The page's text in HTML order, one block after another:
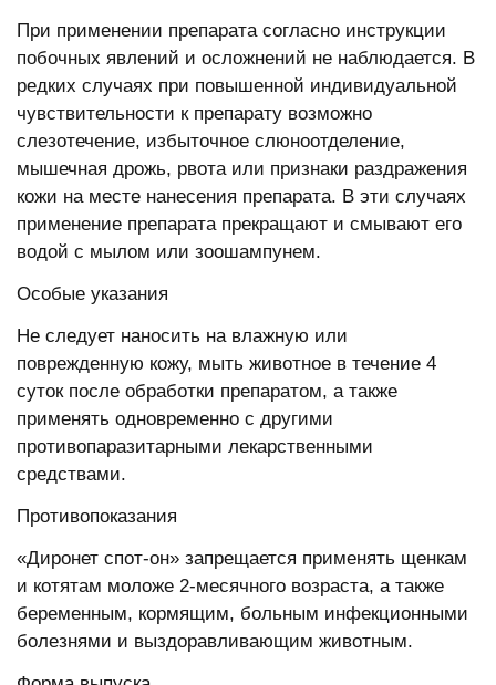
При применении препарата согласно инструкции
побочных явлений и осложнений не наблюдается. В
редких случаях при повышенной индивидуальной
чувствительности к препарату возможно
слезотечение, избыточное слюноотделение,
мышечная дрожь, рвота или признаки раздражения
кожи на месте нанесения препарата. В эти случаях
применение препарата прекращают и смывают его
водой с мылом или зоошампунем.
Особые указания
Не следует наносить на влажную или
поврежденную кожу, мыть животное в течение 4
суток после обработки препаратом, а также
применять одновременно с другими
противопаразитарными лекарственными
средствами.
Противопоказания
«Диронет спот-он» запрещается применять щенкам
и котятам моложе 2-месячного возраста, а также
беременным, кормящим, больным инфекционными
болезнями и выздоравливающим животным.